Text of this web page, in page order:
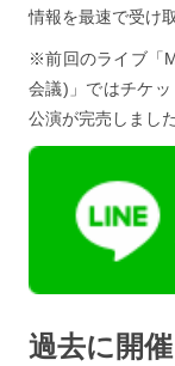
情報を最速で受け
※前回のライブ「
会議)」ではチケ
公演が完売しました
過去に開